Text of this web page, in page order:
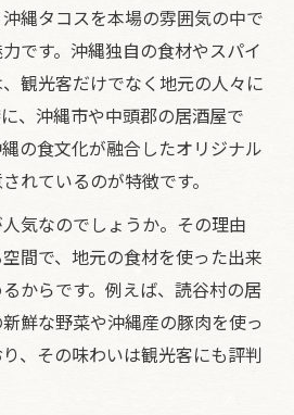
縄タコスを本場の雰囲気の中で
です。沖縄独自の食材やスパイ
観光客だけでなく地元の人々に
、沖縄市や中頭郡の居酒屋で
の食文化が融合したオリジナル
れているのが特徴です。
気なのでしょうか。その理由
間で、地元の食材を使った出来
からです。例えば、読谷村の居
鮮な野菜や沖縄産の豚肉を使っ
、その味わいは観光客にも評判